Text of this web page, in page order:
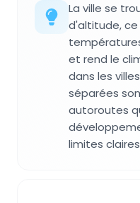
La ville se
d'altitude, ce
et rend le
dans les
séparées
autoroutes
limites